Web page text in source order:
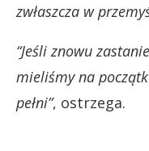
zwłaszcza w
“Jeśli znowu
mieliśmy na
pełni”, ostrzega.